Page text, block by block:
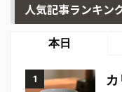
人気記事ランキン
本日